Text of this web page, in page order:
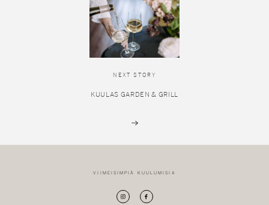
NEXT STORY
KUULAS GARDEN & GRILL
VIIMEISIMPIÄ KUULUMISIA